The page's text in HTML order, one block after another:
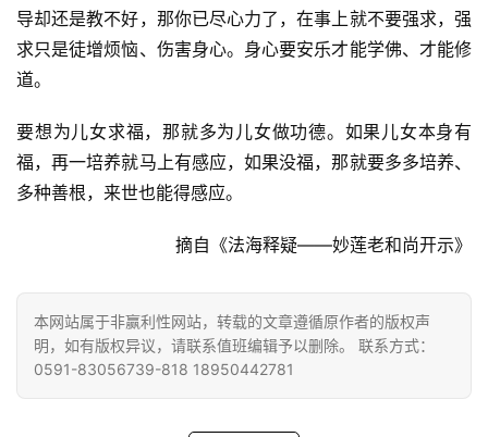
八
点
僧
音
高
僧
访
心
乐
菩
提
导却还是教不好，那你已尽心力了，在事上就不要强求，强
求只是徒增烦恼、伤害身心。身心要安乐才能学佛、才能修
道。
要想为儿女求福，那就多为儿女做功德。如果儿女本身有
福，再一培养就马上有感应，如果没福，那就要多多培养、
多种善根，来世也能得感应。
摘自《法海释疑——妙莲老和尚开示》
本网站属于非赢利性网站，转载的文章遵循原作者的版权声
明，如有版权异议，请联系值班编辑予以删除。 联系方式：
0591-83056739-818 18950442781